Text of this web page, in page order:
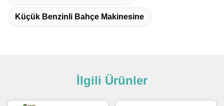
Küçük Benzinli Bahçe Makinesine
İlgili Ürünler